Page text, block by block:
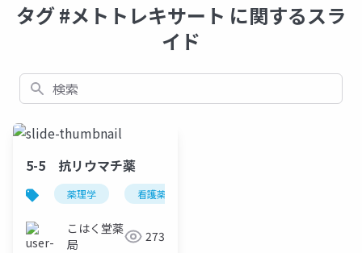
タグ #メトトレキサート に関するスラ
イド
検索
5-5 抗リウマチ薬
薬理学 看護薬理学
こはく堂薬
局
273